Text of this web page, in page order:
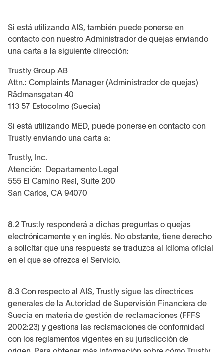
Si está utilizando AIS, también puede ponerse en
contacto con nuestro Administrador de quejas enviando
una carta a la siguiente dirección:
Trustly Group AB
Attn.: Complaints Manager (Administrador de quejas)
Rådmansgatan 40
113 57 Estocolmo (Suecia)
Si está utilizando MED, puede ponerse en contacto con
Trustly enviando una carta a:
Trustly, Inc.
Atención: Departamento Legal
555 El Camino Real, Suite 200
San Carlos, CA 94070
8.2 Trustly responderá a dichas preguntas o quejas
electrónicamente y en inglés. No obstante, tiene derecho
a solicitar que una respuesta se traduzca al idioma oficial
en el que se ofrezca el Servicio.
8.3 Con respecto al AIS, Trustly sigue las directrices
generales de la Autoridad de Supervisión Financiera de
Suecia en materia de gestión de reclamaciones (FFFS
2002:23) y gestiona las reclamaciones de conformidad
con los reglamentos vigentes en su jurisdicción de